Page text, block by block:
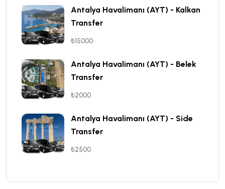
Antalya Havalimanı (AYT) - Kalkan
Transfer
₺15000
Antalya Havalimanı (AYT) - Belek
Transfer
₺2000
Antalya Havalimanı (AYT) - Side
Transfer
₺2500